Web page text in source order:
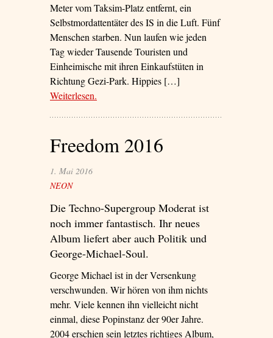
Meter vom Taksim-Platz entfernt, ein
Selbstmordattentäter des IS in die Luft. Fünf
Menschen starben. Nun laufen wie jeden
Tag wieder Tausende Touristen und
Einheimische mit ihren Einkaufstüten in
Richtung Gezi-Park. Hippies […]
Weiterlesen– ‘„Ich möchte ein gutes Leben führen – das
.
Freedom 2016
1. Mai 2016
NEON
Die Techno-Supergroup Moderat ist
noch immer fantastisch. Ihr neues
Album liefert aber auch Politik und
George-Michael-Soul.
George Michael ist in der Versenkung
verschwunden. Wir hören von ihm nichts
mehr. Viele kennen ihn vielleicht nicht
einmal, diese Popinstanz der 90er Jahre.
2004 erschien sein letztes richtiges Album,